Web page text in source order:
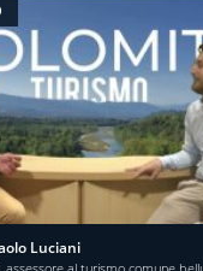
Luciani